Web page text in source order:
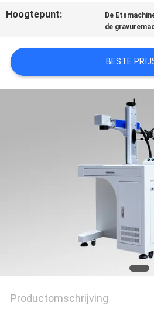
EEN
AANVRAGEN
РУССКИЙ
Hoogtepunt: De
de
BESTE
Productomschrijving